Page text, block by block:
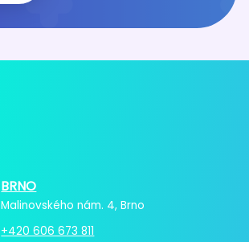
BRNO
Malinovského nám. 4, Brno
+420 606 673 811